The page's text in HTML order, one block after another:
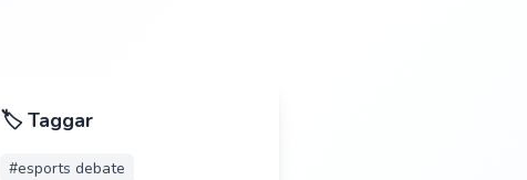
🏷️ Taggar
#esports debate